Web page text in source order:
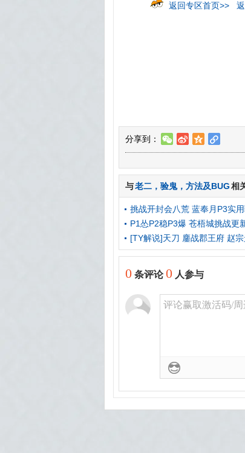
返回专区首页>>
分享到： w t z l
与老二 ， 验鬼， 方法及BUG相
挑战开封会八荒 蓝奉月P3实
P1怂P2稳P3爆 苍梧城挑战更
[TY解说]天刀 鏖战郡王府 赵
0 条评论0 人参与
评论赢取激活码/